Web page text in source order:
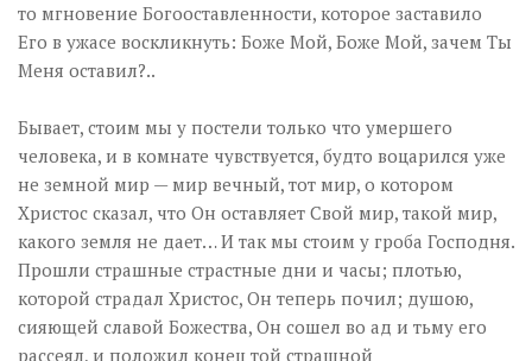
то мгновение Богооставленности, которое заставило
Его в ужасе воскликнуть: Боже Мой, Боже Мой, зачем Ты
Меня оставил?..
Бывает, стоим мы у постели только что умершего
человека, и в комнате чувствуется, будто воцарился уже
не земной мир — мир вечный, тот мир, о котором
Христос сказал, что Он оставляет Свой мир, такой мир,
какого земля не дает… И так мы стоим у гроба Господня.
Прошли страшные страстные дни и часы; плотью,
которой страдал Христос, Он теперь почил; душою,
сияющей славой Божества, Он сошел во ад и тьму его
рассеял, и положил конец той страшной